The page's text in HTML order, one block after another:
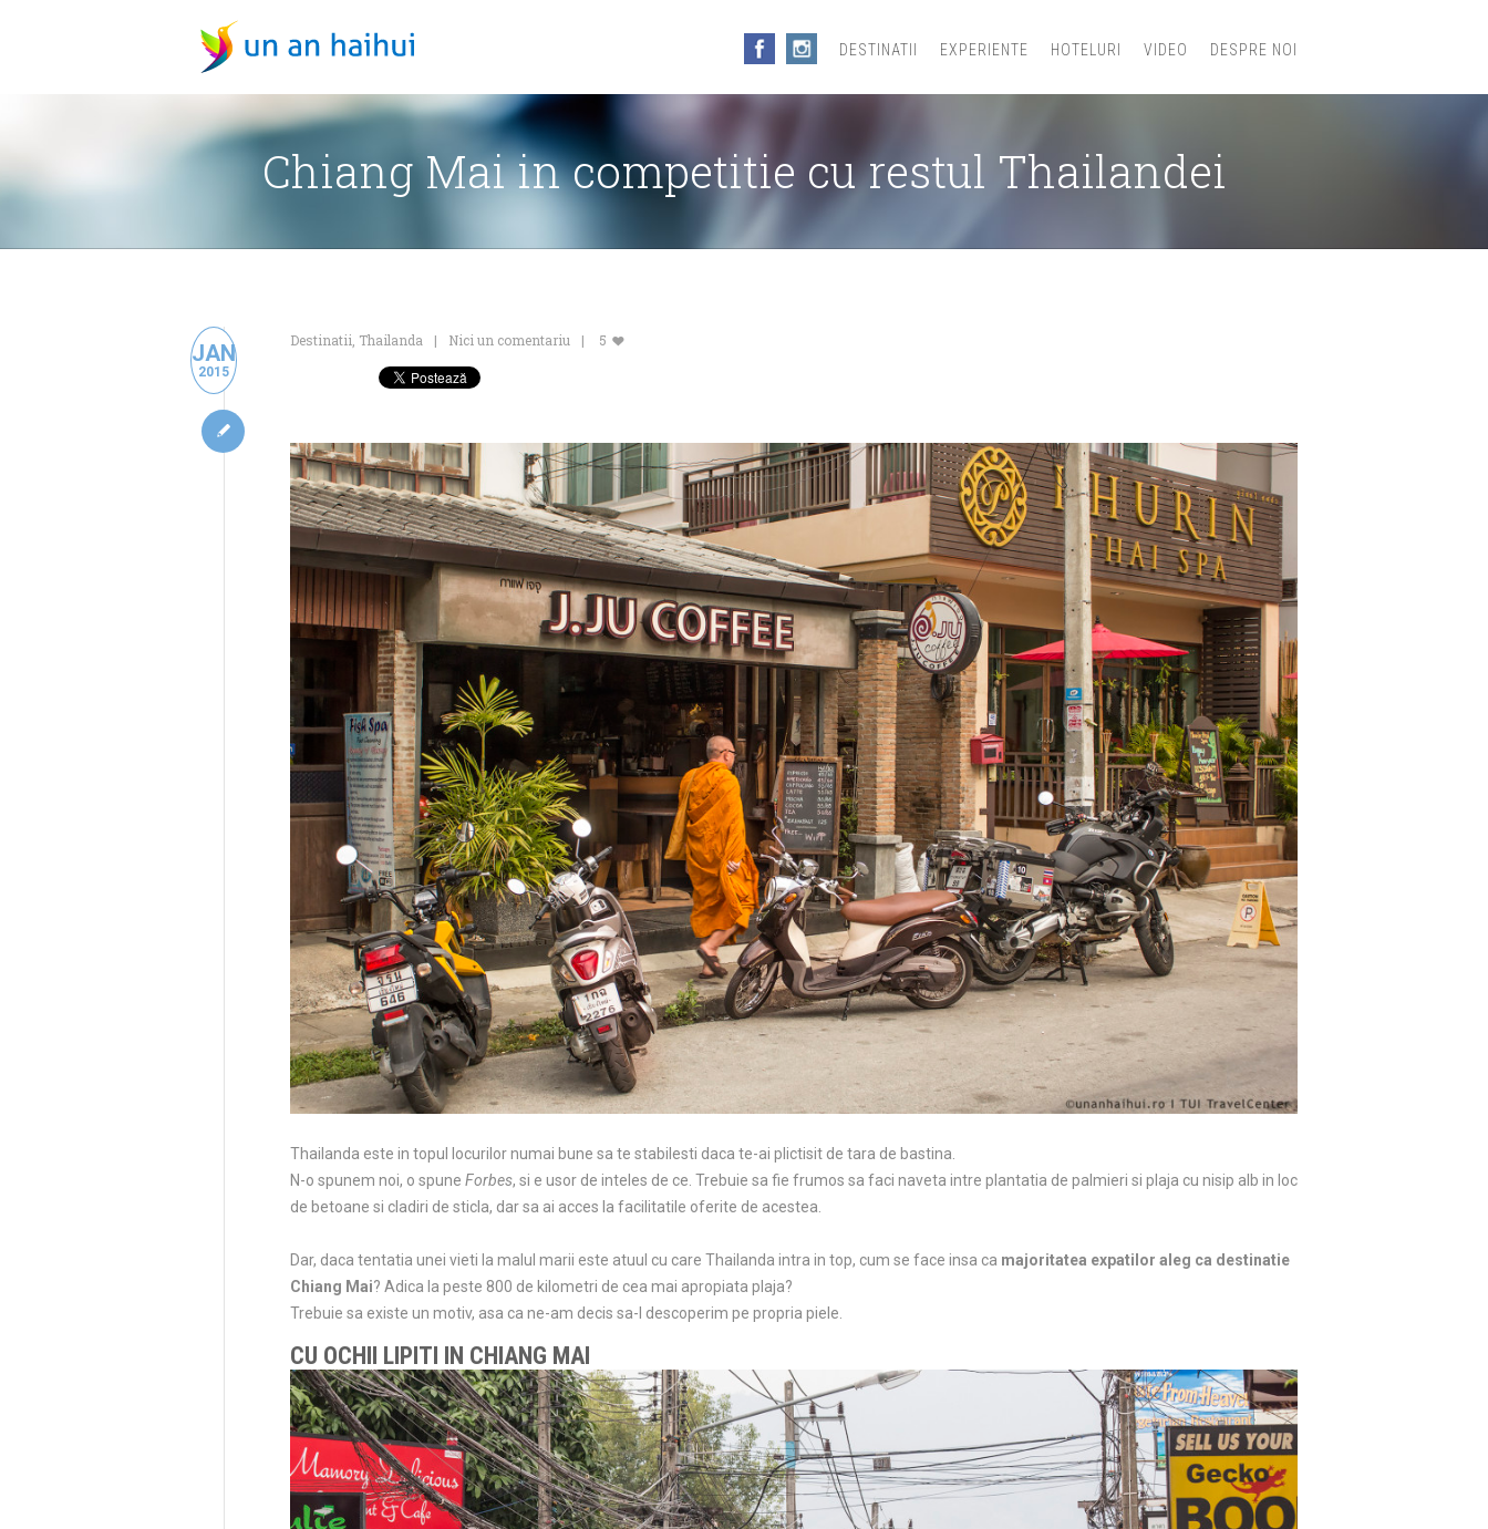
DESTINATII EXPERIENTE HOTELURI VIDEO DESPRE NOI
Chiang Mai in competitie cu restul Thailandei
JAN
2015
Destinatii Thailanda Nici un comentariu 5
Thailanda este in topul locurilor numai bune sa te stabilesti daca te-ai plictisit de tara de bastina.
N-o spunem noi, o spune Forbes, si e usor de inteles de ce. Trebuie sa fie frumos sa faci naveta intre plantatia de palmieri si plaja cu nisip alb in loc
de betoane si cladiri de sticla, dar sa ai acces la facilitatile oferite de acestea.
Dar, daca tentatia unei vieti la malul marii este atuul cu care Thailanda intra in top, cum se face insa ca majoritatea expatilor aleg ca destinatie
Chiang Mai? Adica la peste 800 de kilometri de cea mai apropiata plaja?
Trebuie sa existe un motiv, asa ca ne-am decis sa-l descoperim pe propria piele.
CU OCHII LIPITI IN CHIANG MAI